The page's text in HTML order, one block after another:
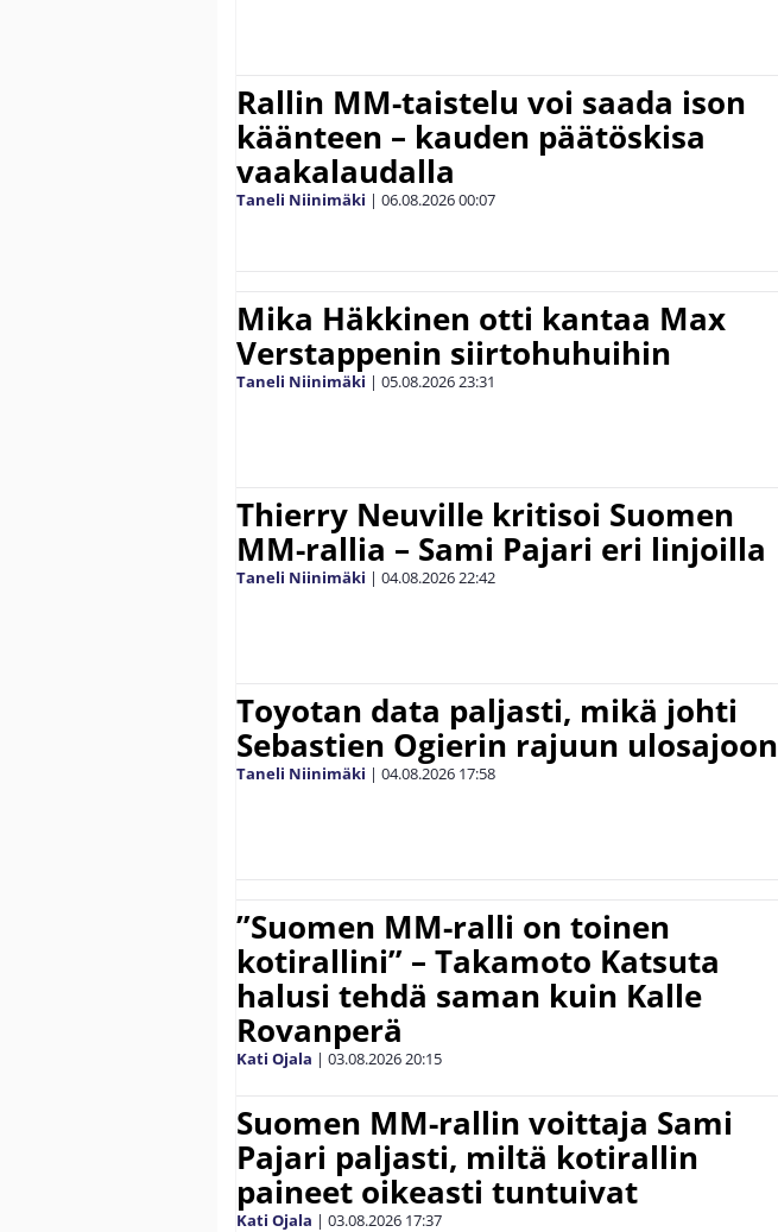
Rallin MM-taistelu voi saada ison
käänteen – kauden päätöskisa
vaakalaudalla
Taneli Niinimäki | 06.08.202600:07
Mika Häkkinen otti kantaa Max
Verstappenin siirtohuhuihin
Taneli Niinimäki | 05.08.202623:31
Thierry Neuville kritisoi Suomen
MM-rallia – Sami Pajari eri linjoilla
Taneli Niinimäki | 04.08.202622:42
Toyotan data paljasti, mikä johti
Sebastien Ogierin rajuun ulosajoon
Taneli Niinimäki | 04.08.2026 17:58
”Suomen MM-ralli on toinen
kotirallini” – Takamoto Katsuta
halusi tehdä saman kuin Kalle
Rovanperä
Kati Ojala | 03.08.202620:15
Suomen MM-rallin voittaja Sami
Pajari paljasti, miltä kotirallin
paineet oikeasti tuntuivat
Kati Ojala | 03.08.2026 17:37